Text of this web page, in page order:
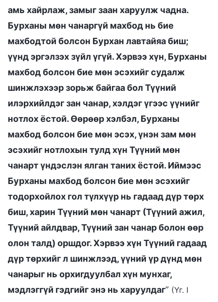
амь хайрлаж, замыг заан харуулж чадна.
Бурханы мөн чанаргүй махбод нь бие
махбодтой болсон Бурхан лавтайяа биш;
үүнд эргэлзэх зүйл үгүй. Хэрвээ хүн, Бурханы
махбод болсон бие мөн эсэхийг судалж
шинжлэхээр зорьж байгаа бол Түүний
илэрхийлдэг зан чанар, хэлдэг үгээс үүнийг
нотлох ёстой. Өөрөөр хэлбэл, Бурханы
махбод болсон бие мөн эсэх, үнэн зам мөн
эсэхийг нотлохын тулд хүн Түүний мөн
чанарт үндэслэн ялган таних ёстой. Иймээс
Бурханы махбод болсон бие мөн эсэхийг
тодорхойлох гол түлхүүр нь гадаад дүр төрх
биш, харин Түүний мөн чанарт (Түүний ажил,
Түүний айлдвар, Түүний зан чанар болон өөр
олон талд) оршдог. Хэрвээ хүн Түүний гадаад
дүр төрхийг л шинжлээд, үүний үр дүнд мөн
чанарыг нь орхигдуулбал хүн мунхаг,
мэдлэггүй гэдгийг энэ нь харуулдаг” (Үг. I